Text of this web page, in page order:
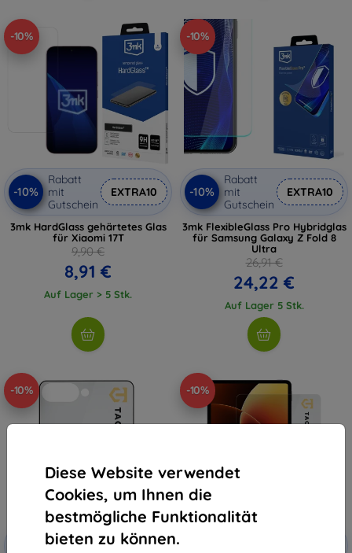
Diese Website verwendet
Cookies, um Ihnen die
bestmögliche Funktionalität
bieten zu können.
-10%
-10%
Rabatt
mit
Gutschein
EXTRA10
3mk HardGlass gehärtetes Glas
für Xiaomi 17T
9,90 €
8,91 €
Auf Lager > 5 Stk.
-10%
-10%
Rabatt
mit
Gutschein
EXTRA10
3mk FlexibleGlass Pro Hybridglas
für Samsung Galaxy Z Fold 8
Ultra
26,91 €
24,22 €
Auf Lager 5 Stk.
-10%
Rabatt
mit
EXTRA10
-10%